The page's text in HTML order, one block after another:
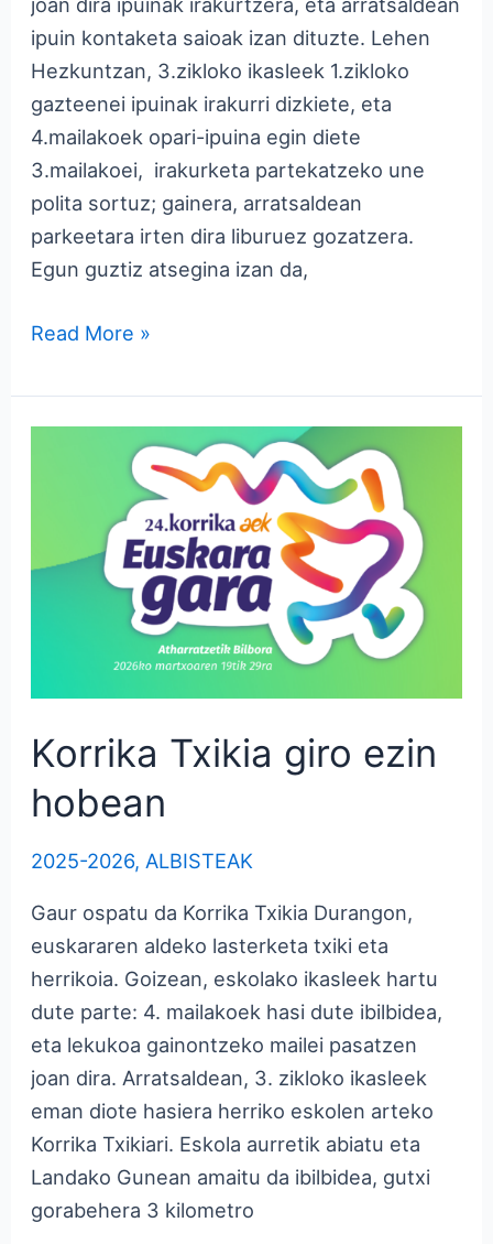
ipuin kontaketa saioak izan dituzte. Lehen
Hezkuntzan, 3.zikloko ikasleek 1.zikloko
gazteenei ipuinak irakurri dizkiete, eta
4.mailakoek opari-ipuina egin diete
3.mailakoei, irakurketa partekatzeko une
polita sortuz; gainera, arratsaldean
parkeetara irten dira liburuez gozatzera.
Egun guztiz atsegina izan da,
Read More »
Korrika Txikia giro ezin
hobean
2025-2026, ALBISTEAK
Gaur ospatu da Korrika Txikia Durangon,
euskararen aldeko lasterketa txiki eta
herrikoia. Goizean, eskolako ikasleek hartu
dute parte: 4. mailakoek hasi dute ibilbidea,
eta lekukoa gainontzeko mailei pasatzen
joan dira. Arratsaldean, 3. zikloko ikasleek
eman diote hasiera herriko eskolen arteko
Korrika Txikiari. Eskola aurretik abiatu eta
Landako Gunean amaitu da ibilbidea, gutxi
gorabehera 3 kilometro
hobean